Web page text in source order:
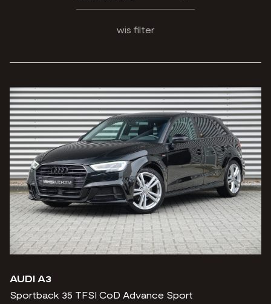
wis filter
AUDI A3
Sportback 35 TFSI CoD Advance Sport